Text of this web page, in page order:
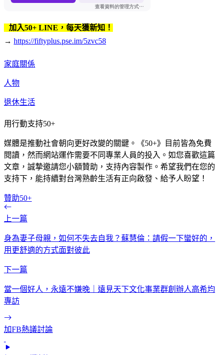
加入50+ LINE，每天獲新知！
→ https://fiftyplus.pse.im/5zvc58
家庭關係
人物
退休生活
用行動支持50+
媒體是推動社會朝向更好改變的關鍵。《50+》目前皆為免費
閱讀，然而網站運作需要不同專業人員的投入。如您喜歡這篇
文章，誠摯邀請您小額贊助，支持內容製作。希望我們在您的
支持下，能持續對台灣熟齡生活有正向啟發、給予人盼望！
贊助50+
上一篇
身為妻子母親，如何不失去自我？蘇慧倫：請假一下蠻好的，
用更舒適的方式面對彼此
下一篇
當一個好人，永遠不嫌晚｜遠見天下文化事業群創辦人高希均
專訪
加FB熱議討論